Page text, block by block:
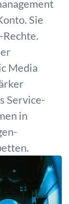
Sie
Media
Service-
in